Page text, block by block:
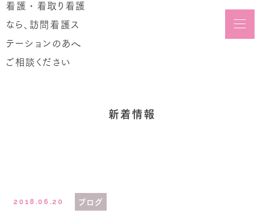
新着情報
2018.06.20 ブログ